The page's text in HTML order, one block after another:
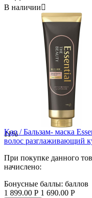
В наличии
11%
Kao / Бальзам- маска
волос разглаживающий
При покупке данного
начислено:
Бонусные баллы: баллов
1 899.00 Р 1 690.00 Р